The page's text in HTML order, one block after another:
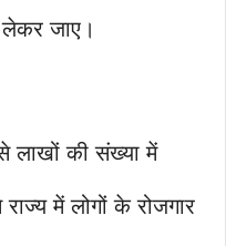
जाए।
लाखों की संख्या में
में लोगों के रोजगार